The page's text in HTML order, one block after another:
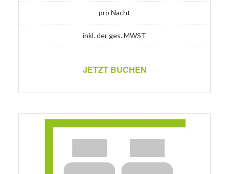
pro Nacht
inkl. der ges. MWST
JETZT BUCHEN